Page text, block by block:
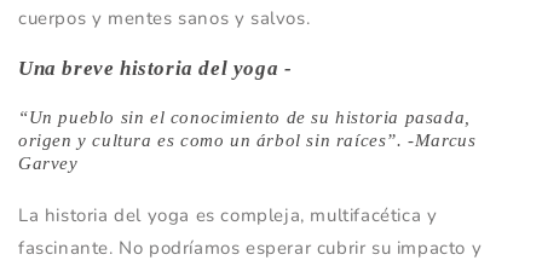
cuerpos y mentes sanos y salvos.
Una breve historia del yoga -
“Un pueblo sin el conocimiento de su historia pasada,
origen y cultura es como un árbol sin raíces”. -Marcus
Garvey
La historia del yoga es compleja, multifacética y
fascinante. No podríamos esperar cubrir su impacto y